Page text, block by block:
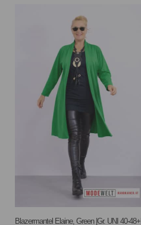
Blazermantel Elaine, Green |Gr. UNI 40-48+|,